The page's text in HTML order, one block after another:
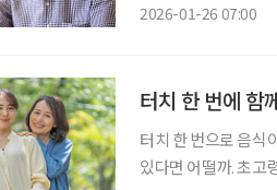
2026-01-26 07:00
터치 한 번에 함
터치 한 번으로 음식
있다면 어떨까. 초고